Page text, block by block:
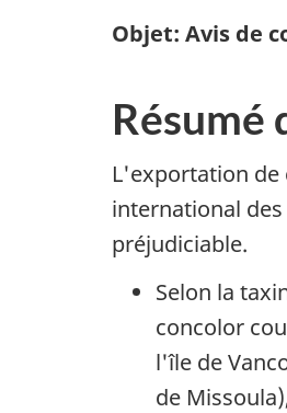
Objet: Avis de
Résumé
L'exportation de
international
préjudiciable.
Selon la
concolor
l'île de
de